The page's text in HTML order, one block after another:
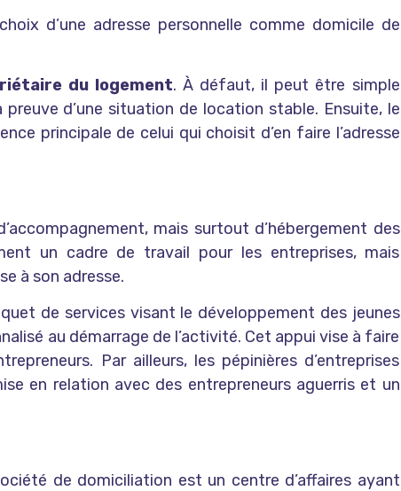
d’une adresse personnelle comme domicile de
du logement. À défaut, il peut être simple
d’une situation de location stable. Ensuite, le
principale de celui qui choisit d’en faire l’adresse
mais surtout d’hébergement des
un cadre de travail pour les entreprises, mais
à son adresse.
de services visant le développement des jeunes
au démarrage de l’activité. Cet appui vise à faire
Par ailleurs, les pépinières d’entreprises
en relation avec des entrepreneurs aguerris et un
de domiciliation est un centre d’affaires ayant